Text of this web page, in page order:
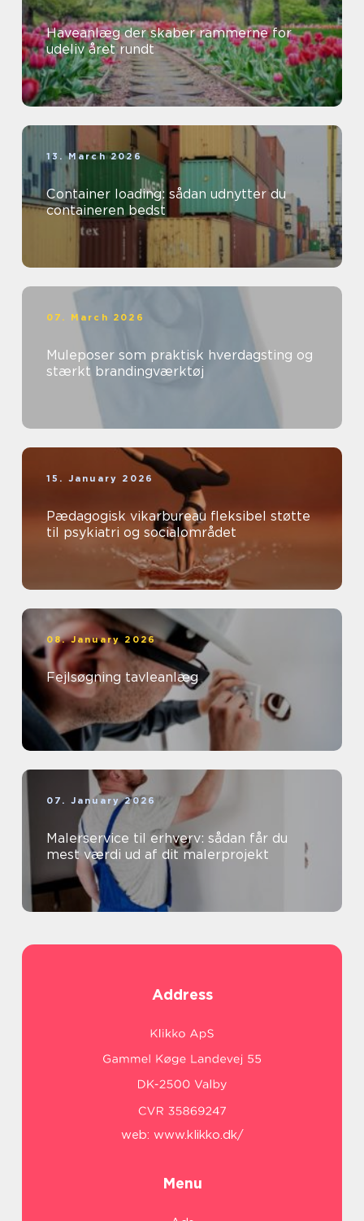
Haveanlæg der skaber rammerne for
udeliv året rundt
13. March 2026
Container loading: sådan udnytter du
containeren bedst
07. March 2026
Muleposer som praktisk hverdagsting og
stærkt brandingværktøj
15. January 2026
Pædagogisk vikarbureau fleksibel støtte
til psykiatri og socialområdet
08. January 2026
Fejlsøgning tavleanlæg
07. January 2026
Malerservice til erhverv: sådan får du
mest værdi ud af dit malerprojekt
Address
web: www.klikko.dk/
Menu